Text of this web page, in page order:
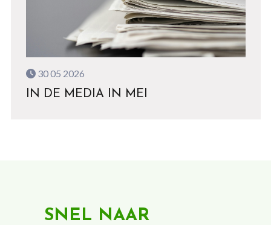
30 05 2026
IN DE MEDIA IN MEI
SNEL NAAR